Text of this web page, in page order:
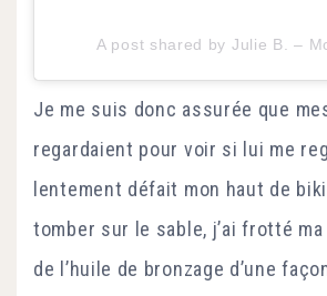
Je me suis donc assurée que
regardaient pour voir si lui me
lentement défait mon haut de
tomber sur le sable, j’ai frotté
de l’huile de bronzage d’une